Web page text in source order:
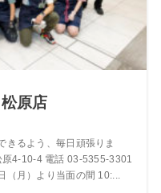
原店
きるよう、毎日頑張りま
4-10-4 電話 03-5355-3301
月）より当面の間 10:...